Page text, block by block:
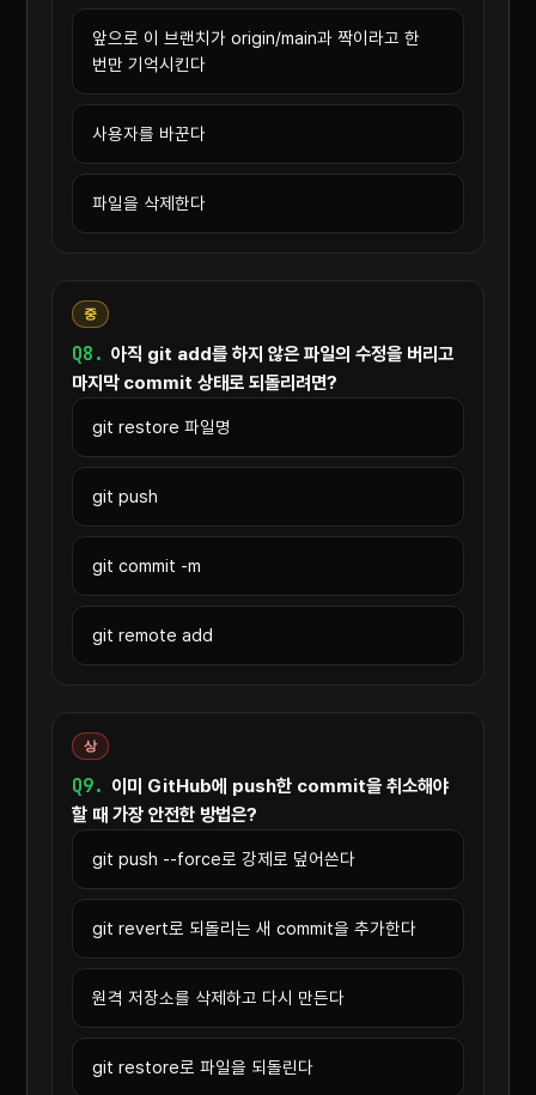
앞으로 이 브랜치가 origin/main과 짝이라고 한
번만 기억시킨다
사용자를 바꾼다
파일을 삭제한다
중
Q8. 아직 git add를 하지 않은 파일의 수정을 버리고
마지막 commit 상태로 되돌리려면?
git restore 파일명
git push
git commit -m
git remote add
상
Q9. 이미 GitHub에 push한 commit을 취소해야
할 때 가장 안전한 방법은?
git push --force로 강제로 덮어쓴다
git revert로 되돌리는 새 commit을 추가한다
원격 저장소를 삭제하고 다시 만든다
git restore로 파일을 되돌린다